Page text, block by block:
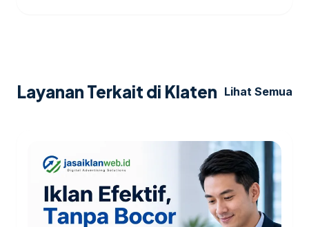
Layanan Terkait di Klaten Lihat Semua